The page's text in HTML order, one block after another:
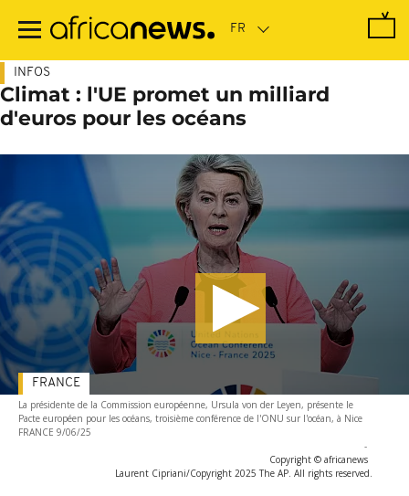
contenu
INFOS
Climat : l'UE promet un milliard
d'euros pour les océans
La présidente de la Commission européenne, Ursula von der Leyen, présente le
Pacte européen pour les océans, troisième conférence de l'ONU sur l'océan, à Nice
FRANCE 9/06/25
-
Copyright © africanews
Laurent Cipriani/Copyright 2025 The AP. All rights reserved.
FRANCE